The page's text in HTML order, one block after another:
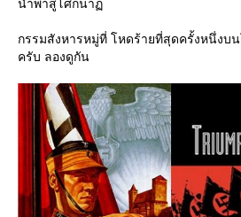
นำพาสู่โศกนา
กรรมสังหารหมู่ที่ โหดร้ายที่สุดครั้งหนึ่งบ
ครับ ลองดูกัน